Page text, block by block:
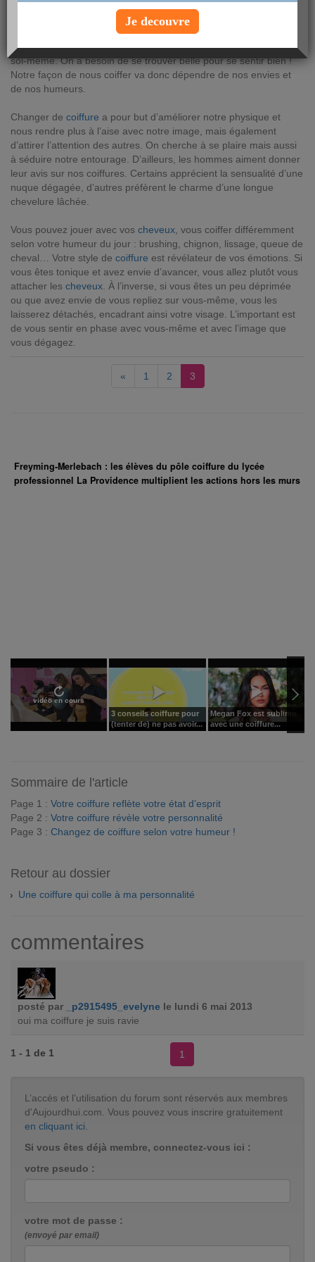
ont une importance particulière dans la séduction et
l’estime de soi, que ce soit pour plaire aux autres ou se plaire à
soi-même. On a besoin de se trouver belle pour se sentir bien !
Notre façon de nous coiffer va donc dépendre de nos envies et
de nos humeurs.
Changer de coiffure a pour but d’améliorer notre physique et
nous rendre plus à l’aise avec notre image, mais également
d’attirer l’attention des autres. On cherche à se plaire mais aussi
à séduire notre entourage. D’ailleurs, les hommes aiment donner
leur avis sur nos coiffures. Certains apprécient la sensualité d’une
nuque dégagée, d’autres préfèrent le charme d’une longue
chevelure lâchée.
Vous pouvez jouer avec vos cheveux , vous coiffer différemment
selon votre humeur du jour : brushing, chignon, lissage, queue de
cheval… Votre style de coiffure est révélateur de vos émotions. Si
vous êtes tonique et avez envie d’avancer, vous allez plutôt vous
attacher les cheveux . À l’inverse, si vous êtes un peu déprimée
ou que avez envie de vous repliez sur vous-même, vous les
laisserez détachés, encadrant ainsi votre visage. L’important est
de vous sentir en phase avec vous-même et avec l’image que
vous dégagez.
« 1 2 3
Freyming-Merlebach : les élèves du pôle coiffure du lycée
professionnel La Providence multiplient les actions hors les murs
vidéo en cours
3 conseils coiffure pour
(tenter de) ne pas avoir...
Megan Fox est sublime
avec une coiffure...
Sommaire de l'article
Page 1 : Votre coiffure reflète votre état d’esprit
Page 2 : Votre coiffure révèle votre personnalité
Page 3 : Changez de coiffure selon votre humeur !
Retour au dossier
Une coiffure qui colle à ma personnalité
commentaires
posté par _p2915495_evelyne le lundi 6 mai 2013
oui ma coiffure je suis ravie
1 - 1 de 1 1
L’accès et l’utilisation du forum sont réservés aux membres
d'Aujourdhui.com. Vous pouvez vous inscrire gratuitement
en cliquant ici.
Si vous êtes déjà membre, connectez-vous ici :
votre pseudo :
votre mot de passe :
(envoyé par email)
Je decouvre